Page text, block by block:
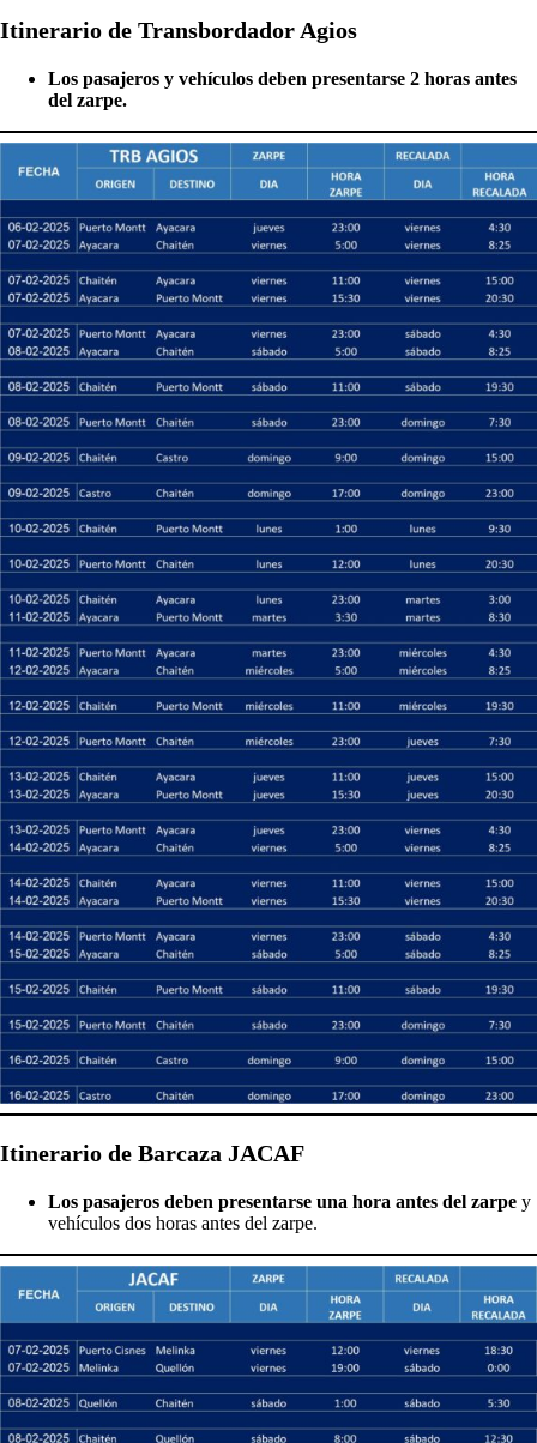
Itinerario de Transbordador Agios
Los pasajeros y vehículos deben presentarse 2 horas antes
del zarpe.
Itinerario de Barcaza JACAF
Los pasajeros deben presentarse una hora antes del zarpe y
vehículos dos horas antes del zarpe.